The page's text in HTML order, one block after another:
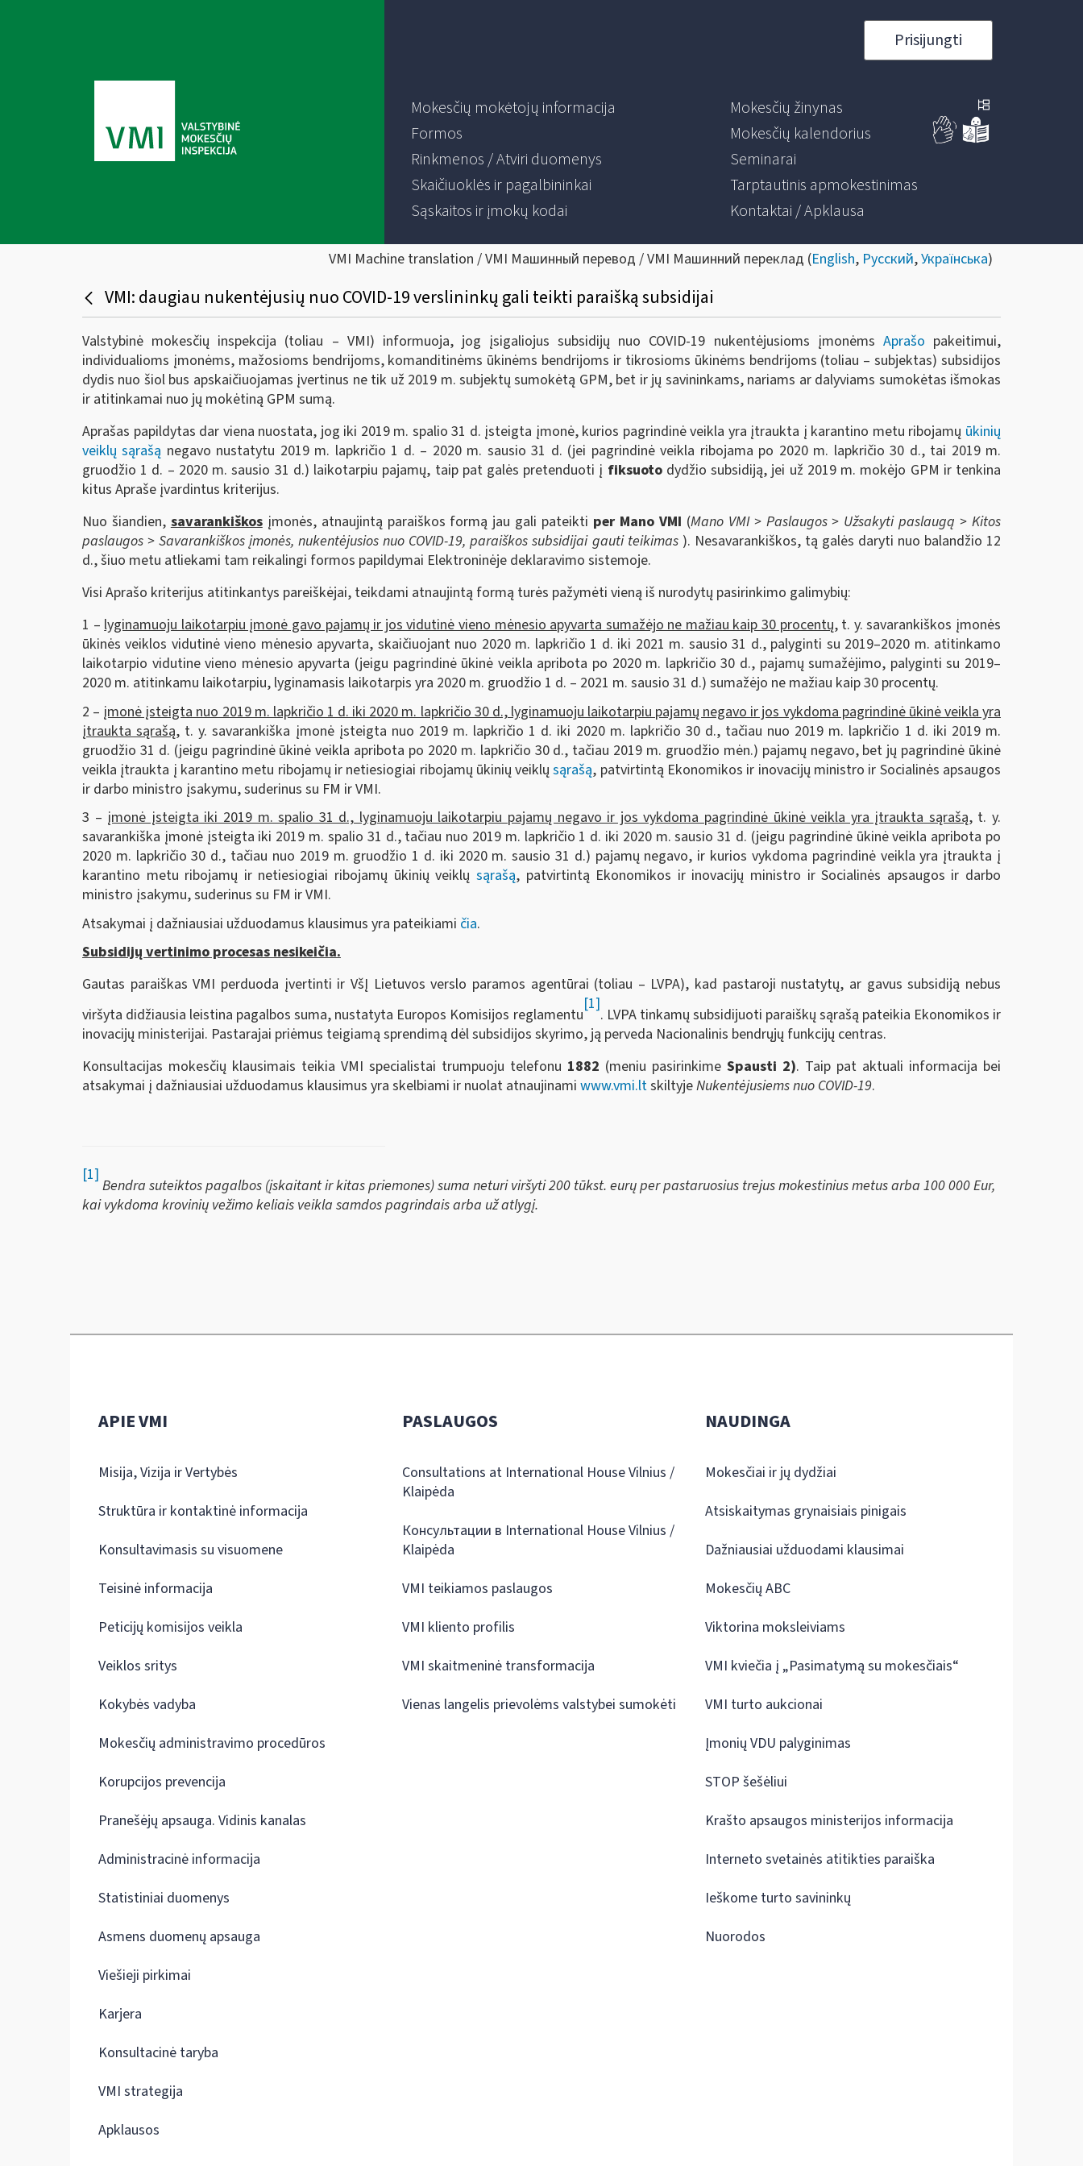
Prisijungti
Mokesčių mokėtojų informacija
Formos
Rinkmenos / Atviri duomenys
Skaičiuoklės ir pagalbininkai
Sąskaitos ir įmokų kodai
Mokesčių žinynas
Mokesčių kalendorius
Seminarai
Tarptautinis apmokestinimas
Kontaktai / Apklausa
VMI Machine translation / VMI Машинный перевод / VMI Машинний переклад (English, Русский,Українська)
VMI: daugiau nukentėjusių nuo COVID-19 verslininkų gali teikti paraišką subsidijai
Valstybinė mokesčių inspekcija (toliau – VMI) informuoja, jog įsigaliojus subsidijų nuo COVID-19 nukentėjusioms įmonėms Aprašo pakeitimui,
individualioms įmonėms, mažosioms bendrijoms, komanditinėms ūkinėms bendrijoms ir tikrosioms ūkinėms bendrijoms (toliau – subjektas) subsidijos
dydis nuo šiol bus apskaičiuojamas įvertinus ne tik už 2019 m. subjektų sumokėtą GPM, bet ir jų savininkams, nariams ar dalyviams sumokėtas išmokas
ir atitinkamai nuo jų mokėtiną GPM sumą.
Aprašas papildytas dar viena nuostata, jog iki 2019 m. spalio 31 d. įsteigta įmonė, kurios pagrindinė veikla yra įtraukta į karantino metu ribojamų ūkinių
veiklų sąrašą negavo nustatytu 2019 m. lapkričio 1 d. – 2020 m. sausio 31 d. (jei pagrindinė veikla ribojama po 2020 m. lapkričio 30 d., tai 2019 m.
gruodžio 1 d. – 2020 m. sausio 31 d.) laikotarpiu pajamų, taip pat galės pretenduoti į fiksuotodydžio subsidiją, jei už 2019 m. mokėjo GPM ir tenkina
kitus Apraše įvardintus kriterijus.
Nuo šiandien,savarankiškosįmonės, atnaujintą paraiškos formą jau gali pateikti per Mano VMI (Mano VMI > Paslaugos > Užsakyti paslaugą > Kitos
paslaugos > Savarankiškos įmonės, nukentėjusios nuo COVID-19, paraiškos subsidijai gauti teikimas ). Nesavarankiškos, tą galės daryti nuo balandžio 12
d., šiuo metu atliekami tam reikalingi formos papildymai Elektroninėje deklaravimo sistemoje.
Visi Aprašo kriterijus atitinkantys pareiškėjai, teikdami atnaujintą formą turės pažymėti vieną iš nurodytų pasirinkimo galimybių:
1 –lyginamuoju laikotarpiu įmonė gavo pajamų ir jos vidutinė vieno mėnesio apyvarta sumažėjo ne mažiau kaip 30 procentų,t. y. savarankiškos įmonės
ūkinės veiklos vidutinė vieno mėnesio apyvarta, skaičiuojant nuo 2020 m. lapkričio 1 d. iki 2021 m. sausio 31 d., palyginti su 2019–2020 m. atitinkamo
laikotarpio vidutine vieno mėnesio apyvarta (jeigu pagrindinė ūkinė veikla apribota po 2020 m. lapkričio 30 d., pajamų sumažėjimo, palyginti su 2019–
2020 m. atitinkamu laikotarpiu, lyginamasis laikotarpis yra 2020 m. gruodžio 1 d. – 2021 m. sausio 31 d.) sumažėjo ne mažiau kaip 30 procentų.
2 – įmonė įsteigta nuo 2019 m. lapkričio 1 d. iki 2020 m. lapkričio 30 d., lyginamuoju laikotarpiu pajamų negavo ir jos vykdoma pagrindinė ūkinė veikla yra
įtraukta sąrašą, t. y. savarankiška įmonė įsteigta nuo 2019 m. lapkričio 1 d. iki 2020 m. lapkričio 30 d., tačiau nuo 2019 m. lapkričio 1 d. iki 2019 m.
gruodžio 31 d. (jeigu pagrindinė ūkinė veikla apribota po 2020 m. lapkričio 30 d., tačiau 2019 m. gruodžio mėn.) pajamų negavo, bet jų pagrindinė ūkinė
veikla įtraukta į karantino metu ribojamų ir netiesiogiai ribojamų ūkinių veiklųsąrašą, patvirtintą Ekonomikos ir inovacijų ministro ir Socialinės apsaugos
ir darbo ministro įsakymu, suderinus su FM ir VMI.
3 – įmonė įsteigta iki 2019 m. spalio 31 d., lyginamuoju laikotarpiu pajamų negavo ir jos vykdoma pagrindinė ūkinė veikla yra įtraukta sąrašą,t. y.
savarankiška įmonė įsteigta iki 2019 m. spalio 31 d., tačiau nuo 2019 m. lapkričio 1 d. iki 2020 m. sausio 31 d. (jeigu pagrindinė ūkinė veikla apribota po
2020 m. lapkričio 30 d., tačiau nuo 2019 m. gruodžio 1 d. iki 2020 m. sausio 31 d.) pajamų negavo, ir kurios vykdoma pagrindinė veikla yra įtraukta į
karantino metu ribojamų ir netiesiogiai ribojamų ūkinių veiklų sąrašą, patvirtintą Ekonomikos ir inovacijų ministro ir Socialinės apsaugos ir darbo
ministro įsakymu, suderinus su FM ir VMI.
Atsakymai į dažniausiai užduodamus klausimus yra pateikiami čia.
Subsidijų vertinimo procesas nesikeičia.
Gautas paraiškas VMI perduoda įvertinti ir VšĮ Lietuvos verslo paramos agentūrai (toliau – LVPA), kad pastaroji nustatytų, ar gavus subsidiją nebus
viršyta didžiausia leistina pagalbos suma, nustatyta Europos Komisijos reglamentu
[1]
. LVPA tinkamų subsidijuoti paraiškų sąrašą pateikia Ekonomikos ir
inovacijų ministerijai. Pastarajai priėmus teigiamą sprendimą dėl subsidijos skyrimo, ją perveda Nacionalinis bendrųjų funkcijų centras.
Konsultacijas mokesčių klausimais teikia VMI specialistai trumpuoju telefonu 1882 (meniu pasirinkime Spausti 2). Taip pat aktuali informacija bei
atsakymai į dažniausiai užduodamus klausimus yra skelbiami ir nuolat atnaujinami www.vmi.ltskiltyjeNukentėjusiems nuo COVID-19.
[1]
Bendra suteiktos pagalbos (įskaitant ir kitas priemones) suma neturi viršyti 200 tūkst. eurų per pastaruosius trejus mokestinius metusarba 100 000 Eur,
kai vykdoma krovinių vežimo keliais veikla samdos pagrindais arba už atlygį.
APIE VMI
Misija, Vizija ir Vertybės
Struktūra ir kontaktinė informacija
Konsultavimasis su visuomene
Teisinė informacija
Peticijų komisijos veikla
Veiklos sritys
Kokybės vadyba
Mokesčių administravimo procedūros
Korupcijos prevencija
Pranešėjų apsauga. Vidinis kanalas
Administracinė informacija
Statistiniai duomenys
Asmens duomenų apsauga
Viešieji pirkimai
Karjera
Konsultacinė taryba
VMI strategija
Apklausos
PASLAUGOS
Consultations at International House Vilnius /
Klaipėda
Консультации в International House Vilnius /
Klaipėda
VMI teikiamos paslaugos
VMI kliento profilis
VMI skaitmeninė transformacija
Vienas langelis prievolėms valstybei sumokėti
NAUDINGA
Mokesčiai ir jų dydžiai
Atsiskaitymas grynaisiais pinigais
Dažniausiai užduodami klausimai
Mokesčių ABC
Viktorina moksleiviams
VMI kviečia į „Pasimatymą su mokesčiais“
VMI turto aukcionai
Įmonių VDU palyginimas
STOP šešėliui
Krašto apsaugos ministerijos informacija
Interneto svetainės atitikties paraiška
Ieškome turto savininkų
Nuorodos